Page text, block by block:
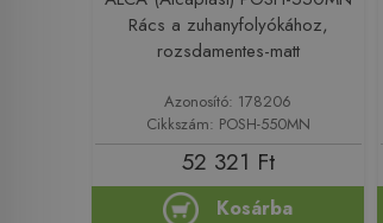
Rács a zuhanyfolyókához,
rozsdamentes-matt
Azonosító: 178206
Cikkszám: POSH-550MN
52 321 Ft
Kosárba